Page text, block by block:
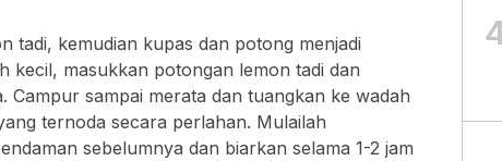
tadi, kemudian kupas dan potong menjadi
kecil, masukkan potongan lemon tadi dan
Campur sampai merata dan tuangkan ke wadah
ternoda secara perlahan. Mulailah
sebelumnya dan biarkan selama 1-2 jam